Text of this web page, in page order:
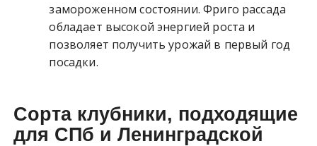
замороженном состоянии. Фриго рассада
обладает высокой энергией роста и
позволяет получить урожай в первый год
посадки.
Сорта клубники, подходящие
для СПб и Ленинградской